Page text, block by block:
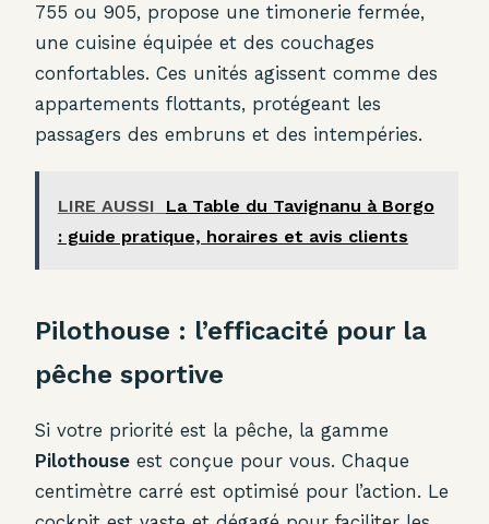
755 ou 905, propose une timonerie fermée,
une cuisine équipée et des couchages
confortables. Ces unités agissent comme des
appartements flottants, protégeant les
passagers des embruns et des intempéries.
LIRE AUSSI
La Table du Tavignanu à Borgo
: guide pratique, horaires et avis clients
Pilothouse : l’efficacité pour la
pêche sportive
Si votre priorité est la pêche, la gamme
Pilothouse est conçue pour vous. Chaque
centimètre carré est optimisé pour l’action. Le